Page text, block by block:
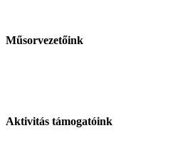
Műsorvezetőink
Aktivitás támogatóink